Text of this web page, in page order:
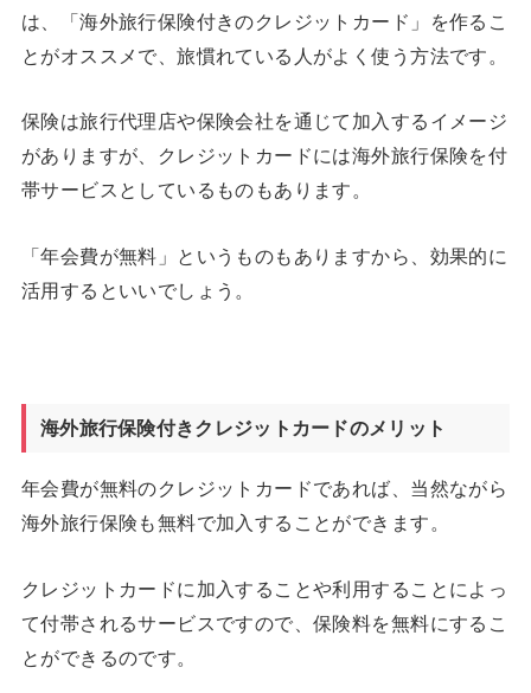
は、「海外旅行保険付きのクレジットカード」を作るこ
とがオススメで、旅慣れている人がよく使う方法です。
保険は旅行代理店や保険会社を通じて加入するイメージ
がありますが、クレジットカードには海外旅行保険を付
帯サービスとしているものもあります。
「年会費が無料」というものもありますから、効果的に
活用するといいでしょう。
海外旅行保険付きクレジットカードのメリット
年会費が無料のクレジットカードであれば、当然ながら
海外旅行保険も無料で加入することができます。
クレジットカードに加入することや利用することによっ
て付帯されるサービスですので、保険料を無料にするこ
とができるのです。